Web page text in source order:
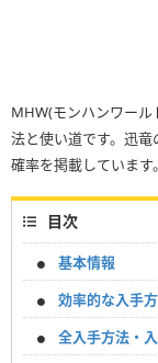
MHW(モンハンワール
法と使い道です。迅
確率を掲載しています。
目次
基本情報
効率的な入手
全入手方法・